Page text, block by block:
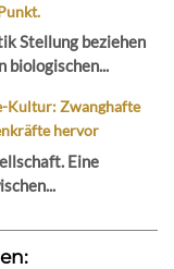
Punkt.
Stellung beziehen
biologischen...
Kultur: Zwanghafte
hervor
Eine